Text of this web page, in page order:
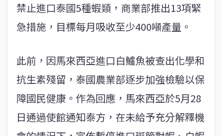
禁止進口泰國5種蝦類，商業部推出13項緊
急措施，目標每月吸收至少400噸產量。
此前，因馬來西亞進口白鱸魚被查出化學和
抗生素殘留，泰國農業部逐步加強檢驗以保
障國民健康。作為回應，馬來西亞於5月28
日通過使館通知泰方，在未給予充分解釋機